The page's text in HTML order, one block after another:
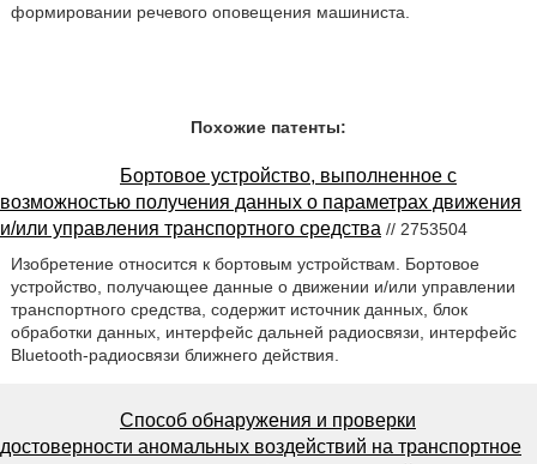
формировании речевого оповещения машиниста.
Похожие патенты:
Бортовое устройство, выполненное с
возможностью получения данных о параметрах движения
и/или управления транспортного средства // 2753504
Изобретение относится к бортовым устройствам. Бортовое
устройство, получающее данные о движении и/или управлении
транспортного средства, содержит источник данных, блок
обработки данных, интерфейс дальней радиосвязи, интерфейс
Bluetooth-радиосвязи ближнего действия.
Способ обнаружения и проверки
достоверности аномальных воздействий на транспортное